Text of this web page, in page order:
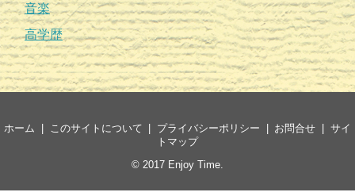
音楽
高学歴
ホーム このサイトについて プライバシーポリシー お問合せ
サイ
トマップ
© 2017 Enjoy Time.